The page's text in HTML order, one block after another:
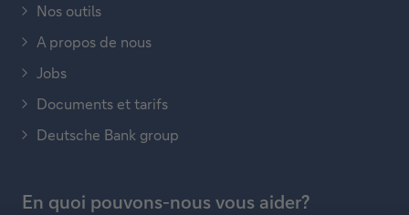
Nos outils
A propos de nous
Jobs
Documents et tarifs
Deutsche Bank group
En quoi pouvons-nous vous aider?